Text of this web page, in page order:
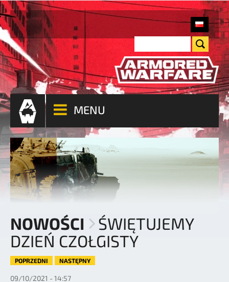
MENU
NOWOŚCI
ŚWIĘTUJEMY
DZIEŃ CZOŁGISTY
POPRZEDNI NASTĘPNY
09/10/2021 - 14:57